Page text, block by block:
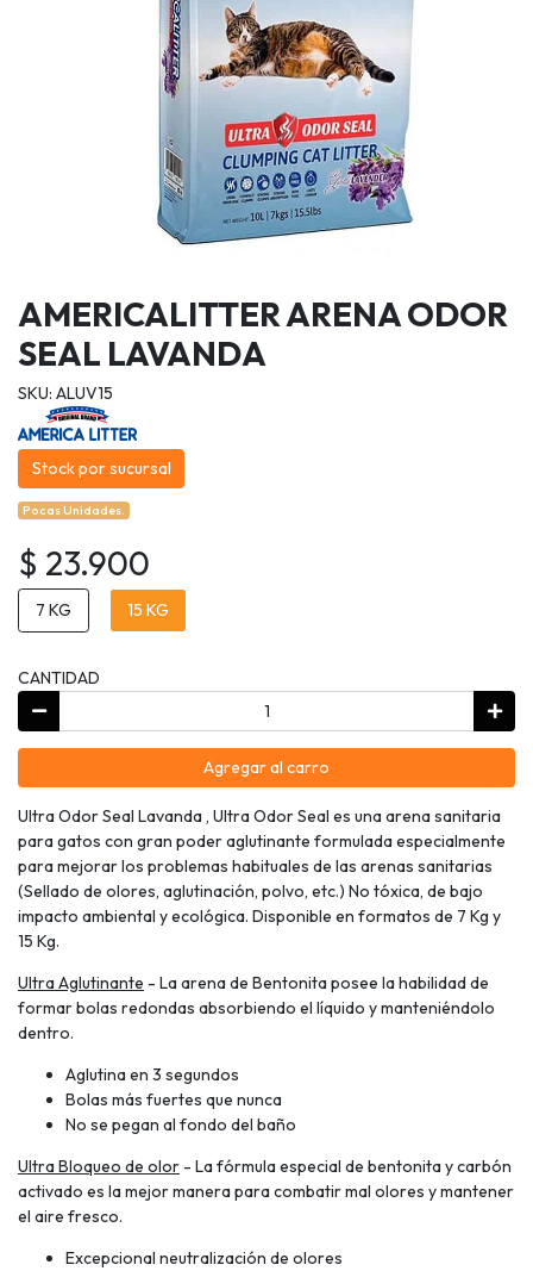
AMERICALITTER ARENA ODOR
SEAL LAVANDA
SKU: ALUV15
Stock por sucursal
Pocas Unidades.
$ 23.900
7 KG 15 KG
CANTIDAD
Agregar al carro
Ultra Odor Seal Lavanda , Ultra Odor Seal es una arena sanitaria
para gatos con gran poder aglutinante formulada especialmente
para mejorar los problemas habituales de las arenas sanitarias
(Sellado de olores, aglutinación, polvo, etc.) No tóxica, de bajo
impacto ambiental y ecológica. Disponible en formatos de 7 Kg y
15 Kg.
Ultra Aglutinante - La arena de Bentonita posee la habilidad de
formar bolas redondas absorbiendo el líquido y manteniéndolo
dentro.
Aglutina en 3 segundos
Bolas más fuertes que nunca
No se pegan al fondo del baño
Ultra Bloqueo de olor - La fórmula especial de bentonita y carbón
activado es la mejor manera para combatir mal olores y mantener
el aire fresco.
Excepcional neutralización de olores